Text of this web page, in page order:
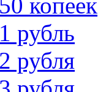
рубль
рубля